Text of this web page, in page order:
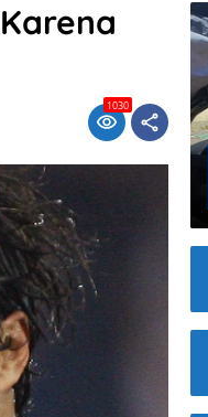
1030